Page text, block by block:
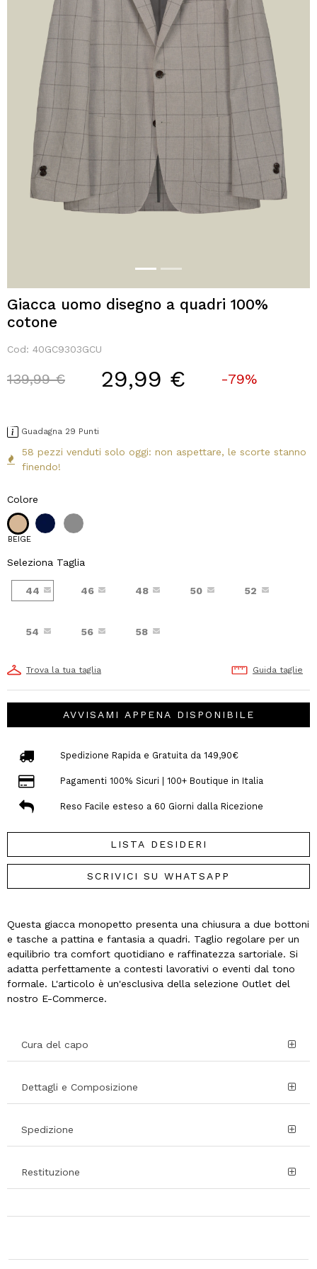
Giacca uomo disegno a quadri 100%
cotone
Cod: 40GC9303GCU
Price reduced from
139,99 €to 29,99 € -79%
Guadagna 29 Punti
58 pezzi venduti solo oggi: non aspettare, le scorte stanno
finendo!
Colore
BEIGE
Seleziona Taglia
44 46 48 50 52
54 56 58
Trova la tua taglia Guida taglie
AVVISAMI APPENA DISPONIBILE
Spedizione Rapida e Gratuita da 149,90€
Pagamenti 100% Sicuri | 100+ Boutique in Italia
Reso Facile esteso a 60 Giorni dalla Ricezione
LISTA DESIDERI
SCRIVICI SU WHATSAPP
Questa giacca monopetto presenta una chiusura a due bottoni
e tasche a pattina e fantasia a quadri. Taglio regolare per un
equilibrio tra comfort quotidiano e raffinatezza sartoriale. Si
adatta perfettamente a contesti lavorativi o eventi dal tono
formale. L'articolo è un'esclusiva della selezione Outlet del
nostro E-Commerce.
Cura del capo
Dettagli e Composizione
Spedizione
Restituzione